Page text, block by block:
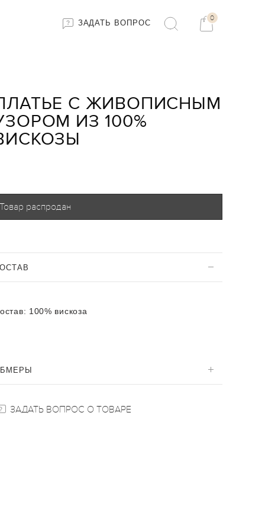
ЗАДАТЬ ВОПРОС
0
С ЖИВОПИСНЫМ
ИЗ 100%
Товар распродан
100% вискоза
ЗАДАТЬ ВОПРОС О ТОВАРЕ